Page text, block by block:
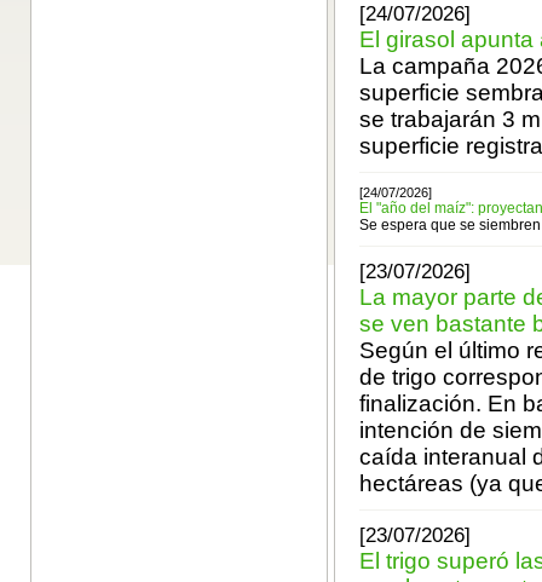
[24/07/2026]
El girasol
La campaña
superficie
se trabajarán 3
superficie
[24/07/2026]
El "año del maíz":
Se espera que se
[23/07/2026]
La mayor parte
se ven bastante
Según el último
de trigo
finalización. En
intención de
caída interanual
hectáreas (ya
[23/07/2026]
El trigo superó